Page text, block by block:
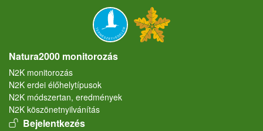
Natura2000 monitorozás
N2K monitorozás
N2K erdei élőhelytípusok
N2K módszertan, eredmények
N2K köszönetnyilvánítás
User account menu
Bejelentkezés